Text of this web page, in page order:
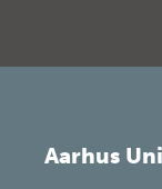
Aarhus